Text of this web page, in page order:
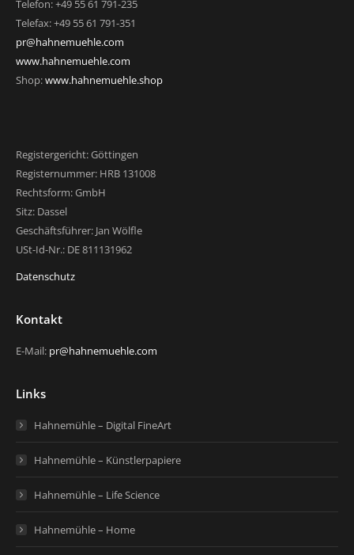
Telefon: +49 55 61 791-235
Telefax: +49 55 61 791-351
pr@hahnemuehle.com
www.hahnemuehle.com
Shop:www.hahnemuehle.shop
Registergericht: Göttingen
Registernummer: HRB 131008
Rechtsform: GmbH
Sitz: Dassel
Geschäftsführer: Jan Wölfle
USt-Id-Nr.: DE 811131962
Datenschutz
Kontakt
E-Mail: pr@hahnemuehle.com
Links
Hahnemühle – Digital FineArt
Hahnemühle – Künstlerpapiere
Hahnemühle – Life Science
Hahnemühle – Home